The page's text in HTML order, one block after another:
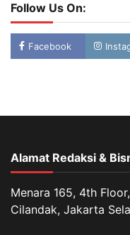
Follow Us On:
Facebook
Alamat Redaksi &
Menara 165, 4th
Cilandak, Jakarta